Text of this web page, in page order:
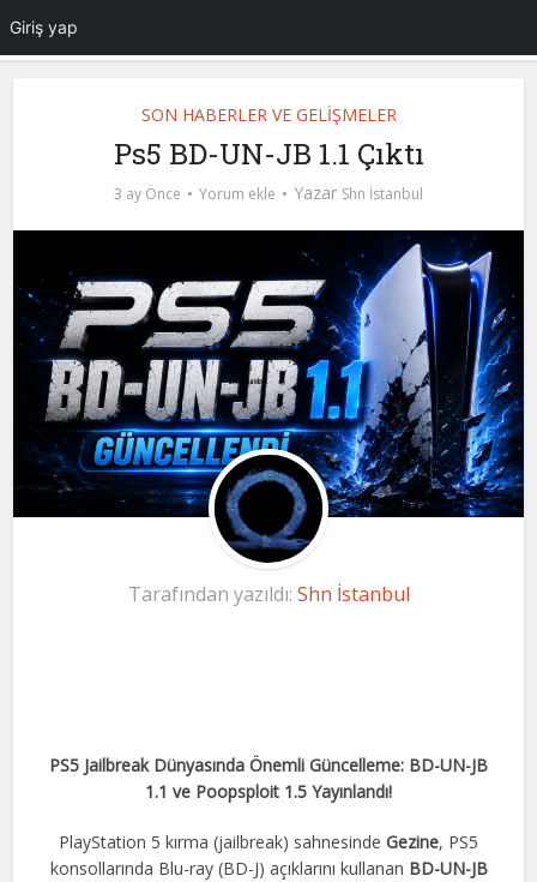
SON HABERLER VE GELİŞMELER
Ps5 BD-UN-JB 1.1 Çıktı
3 ay Önce Yorum ekle Yazar Shn İstanbul
Tarafından yazıldı: Shn İstanbul
PS5 Jailbreak Dünyasında Önemli Güncelleme: BD-UN-JB
1.1 ve Poopsploit 1.5 Yayınlandı!
PlayStation 5 kırma (jailbreak) sahnesinde Gezine, PS5
konsollarında Blu-ray (BD-J) açıklarını kullanan BD-UN-JB
Giriş yap